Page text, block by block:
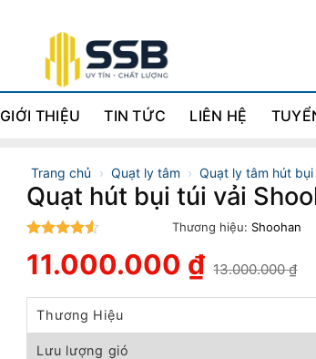
GIỚI THIỆU TIN TỨC LIÊN HỆ
Trang chủ › Quạt ly tâm › Quạt ly tâm hút bụi
Quạt hút bụi túi vải
4.5
Thương hiệu: Shoohan
13.000.000₫
gốc
là:
13.000.000 ₫.
11.000.000 ₫
hiện
tại
11.000.000 ₫.
Thương Hiệu
Lưu lượng gió